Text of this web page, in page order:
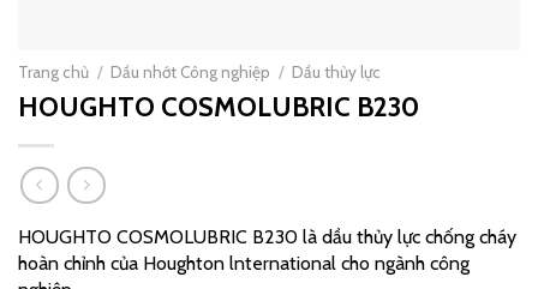
Trang chủ / Dầu nhớt Công nghiệp / Dầu thủy lực
HOUGHTO COSMOLUBRIC B230
HOUGHTO COSMOLUBRIC B230 là dầu thủy lực chống cháy
hoàn chỉnh của Houghton lnternational cho ngành công